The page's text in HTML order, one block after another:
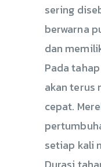
sering
berwarna
dan
Pada
akan terus
cepat.
setiap kali